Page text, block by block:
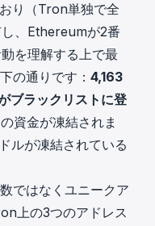
り（Tron単独で全
、Ethereumが2番
を理解する上で最
の通りです： 4,163
ブラックリストに登
資金が凍結されま
ルが凍結されている
ではなくユニークア
上の3つのアドレス